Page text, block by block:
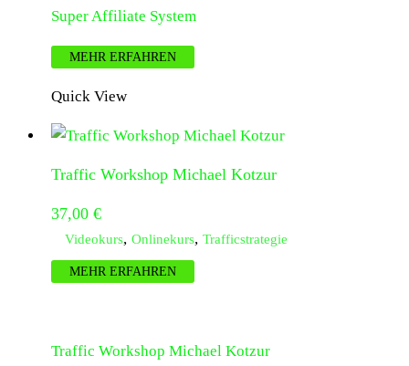
Super Affiliate System
MEHR ERFAHREN
Quick View
Traffic Workshop Michael Kotzur
37,00 €
Videokurs, Onlinekurs, Trafficstrategie
MEHR ERFAHREN
Traffic Workshop Michael Kotzur